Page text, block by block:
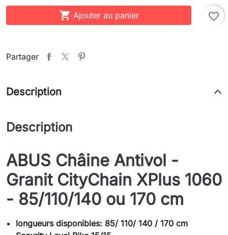
 Ajouter au panier favorite_border
Partager
Description
Description
ABUS Châine Antivol -
Granit CityChain XPlus 1060
- 85/110/140 ou 170 cm
longueurs disponibles: 85/ 110/ 140 / 170 cm